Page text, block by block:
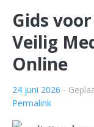
Gids
Veilig
Online
24 juni 2026 -
Permalink